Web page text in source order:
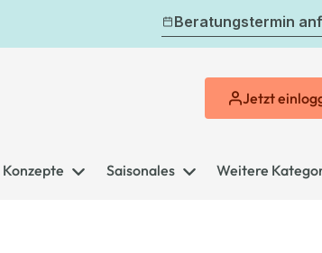
Beratungstermin
Jetzt
Konzepte Saisonales Weitere